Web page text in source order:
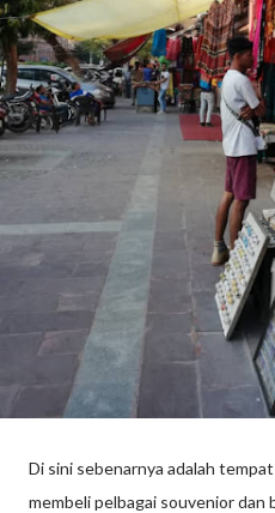
Di sini sebenarnya adalah
membeli pelbagai souvenior dan